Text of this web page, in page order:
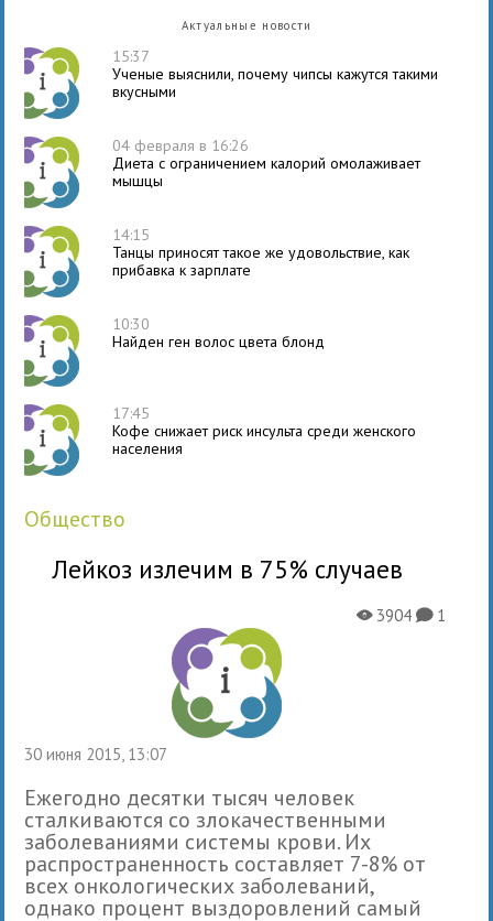
Актуальные новости
15:37
Ученые выяснили, почему чипсы кажутся такими
вкусными
04 февраля в 16:26
Диета с ограничением калорий омолаживает
мышцы
14:15
Танцы приносят такое же удовольствие, как
прибавка к зарплате
10:30
Найден ген волос цвета блонд
17:45
Кофе снижает риск инсульта среди женского
населения
общество
Лейкоз излечим в 75% случаев
30 июня 2015, 13:07
X3904K1
Ежегодно десятки тысяч человек
сталкиваются со злокачественными
заболеваниями системы крови. Их
распространенность составляет 7-8% от
всех онкологических заболеваний,
однако процент выздоровлений самый